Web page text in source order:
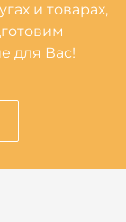
и товарах,
для Вас!